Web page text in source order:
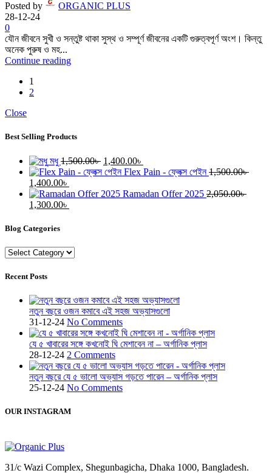
Posted by
ORGANIC PLUS
28-12-24
0
যৌন জীবনে সুখী ও সন্তুষ্ট থাকা সুস্থ ও সম্পূর্ণ জীবনের একটি গুরুত্বপূর্ণ অংশ। কিন্তু
অনেক পুরুষ ও মহ...
Continue reading
1
2
Close
Best Selling Products
মধু1,500.00৳ Original
price
1,500.00৳ .
1,400.00৳
price
1,400.00৳ .
Flex Pain - ফ্লেক্স পেইন1,500.00৳
Original
price
was:
1,400.00৳
price
Ramadan Offer 2025 2,050.00৳
Original
was:
1,300.00৳
Blog Categories
Blog
Recent Posts
নতুন বছরে ওজন কমাবে এই সহজ অভ্যাসগুলো
31-12-24 No Comments
যে ৫ খাবারের সঙ্গে কখনোই ঘি মেশাবেন না – অর্গানিক প্লাস
28-12-24 2 Comments
নতুন বছরে যে ৫ ভালো অভ্যাস গড়তে পারেন – অর্গানিক প্লাস
25-12-24 No Comments
OUR INSTAGRAM
31/c Wazi Complex, Shegunbagicha, Dhaka 1000, Bangladesh.